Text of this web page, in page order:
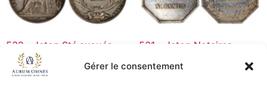
Gérer le consentement
532 – Jeton Sté avoués
Tribunal Lyon – TTB+
35,00€
531 – Jeton Notaires
45,00